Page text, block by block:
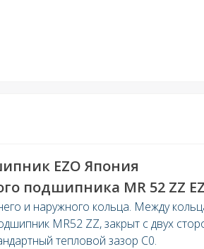
EZO Япония
подшипника MR 52 ZZ
и наружного кольца. Между
MR52 ZZ, закрыт с двух
тепловой зазор C0.